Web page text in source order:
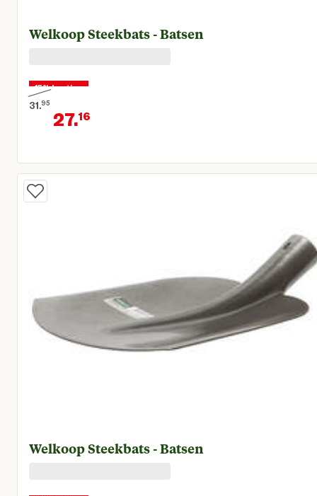
Welkoop Steekbats - Batsen
15% korting
31.95
Oorspronkelijke prijs € 31,95
27.16
Huidige prijs € 27,16
Welkoop Steekbats - Batsen